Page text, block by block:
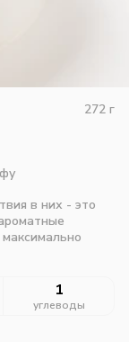
272 г
в них - это
1
углеводы